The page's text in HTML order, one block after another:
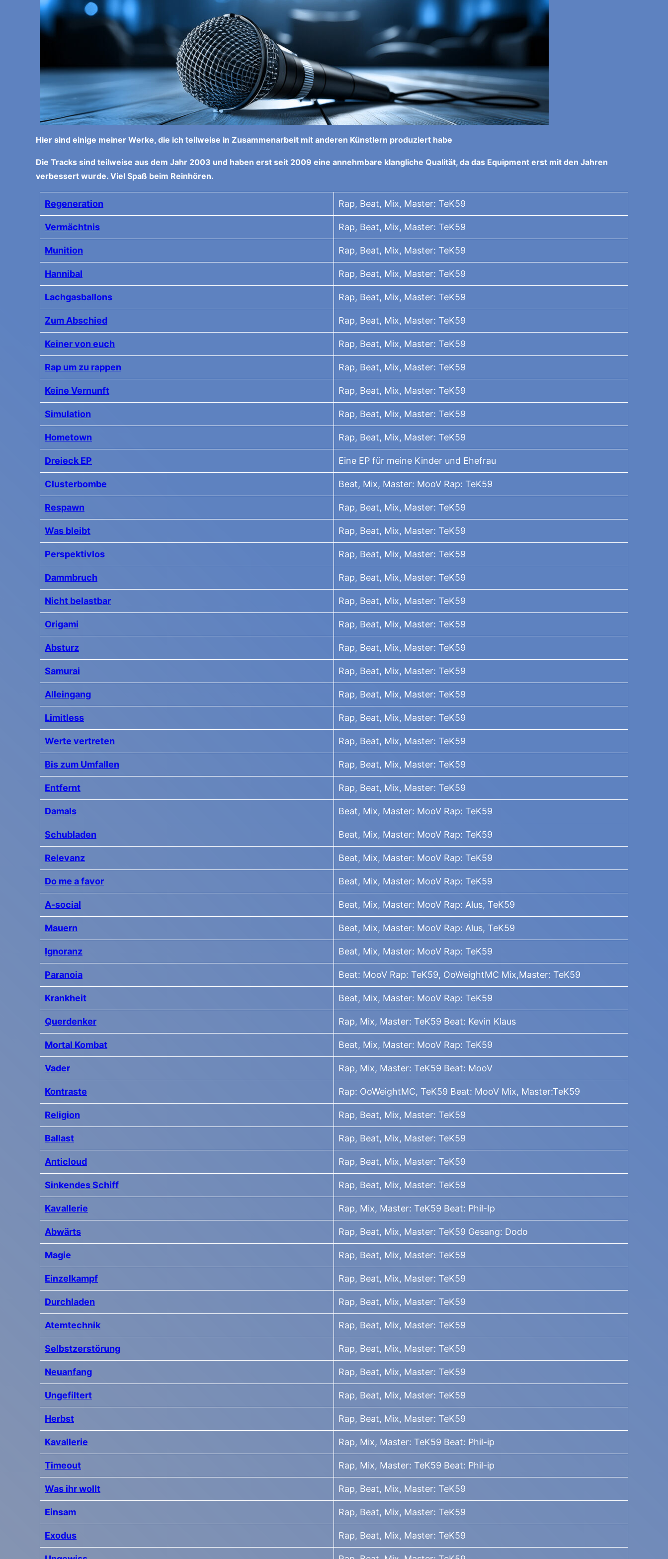
Hier sind einige meiner Werke, die ich teilweise in Zusammenarbeit mit anderen Künstlern produziert habe
Die Tracks sind teilweise aus dem Jahr 2003 und haben erst seit 2009 eine annehmbare klangliche Qualität, da das Equipment erst mit den Jahren
verbessert wurde. Viel Spaß beim Reinhören.
Regeneration Rap, Beat, Mix, Master: TeK59
Vermächtnis Rap, Beat, Mix, Master: TeK59
Munition Rap, Beat, Mix, Master: TeK59
Hannibal Rap, Beat, Mix, Master: TeK59
Lachgasballons Rap, Beat, Mix, Master: TeK59
Zum Abschied Rap, Beat, Mix, Master: TeK59
Keiner von euch Rap, Beat, Mix, Master: TeK59
Rap um zu rappen Rap, Beat, Mix, Master: TeK59
Keine Vernunft Rap, Beat, Mix, Master: TeK59
Simulation Rap, Beat, Mix, Master: TeK59
Hometown Rap, Beat, Mix, Master: TeK59
Dreieck EP Eine EP für meine Kinder und Ehefrau
Clusterbombe Beat, Mix, Master: MooV Rap: TeK59
Respawn Rap, Beat, Mix, Master: TeK59
Was bleibt Rap, Beat, Mix, Master: TeK59
Perspektivlos Rap, Beat, Mix, Master: TeK59
Dammbruch Rap, Beat, Mix, Master: TeK59
Nicht belastbar Rap, Beat, Mix, Master: TeK59
Origami Rap, Beat, Mix, Master: TeK59
Absturz Rap, Beat, Mix, Master: TeK59
Samurai Rap, Beat, Mix, Master: TeK59
Alleingang Rap, Beat, Mix, Master: TeK59
Limitless Rap, Beat, Mix, Master: TeK59
Werte vertreten Rap, Beat, Mix, Master: TeK59
Bis zum Umfallen Rap, Beat, Mix, Master: TeK59
Entfernt Rap, Beat, Mix, Master: TeK59
Damals Beat, Mix, Master: MooV Rap: TeK59
Schubladen Beat, Mix, Master: MooV Rap: TeK59
Relevanz Beat, Mix, Master: MooV Rap: TeK59
Do me a favor Beat, Mix, Master: MooV Rap: TeK59
A-social Beat, Mix, Master: MooV Rap: Alus, TeK59
Mauern Beat, Mix, Master: MooV Rap: Alus, TeK59
Ignoranz Beat, Mix, Master: MooV Rap: TeK59
Paranoia Beat: MooV Rap: TeK59, OoWeightMC Mix,Master: TeK59
Krankheit Beat, Mix, Master: MooV Rap: TeK59
Querdenker Rap, Mix, Master: TeK59 Beat: Kevin Klaus
Mortal Kombat Beat, Mix, Master: MooV Rap: TeK59
Vader Rap, Mix, Master: TeK59 Beat: MooV
Kontraste Rap: OoWeightMC, TeK59 Beat: MooV Mix, Master:TeK59
Religion Rap, Beat, Mix, Master: TeK59
Ballast Rap, Beat, Mix, Master: TeK59
Anticloud Rap, Beat, Mix, Master: TeK59
Sinkendes Schiff Rap, Beat, Mix, Master: TeK59
Kavallerie Rap, Mix, Master: TeK59 Beat: Phil-Ip
Abwärts Rap, Beat, Mix, Master: TeK59 Gesang: Dodo
Magie Rap, Beat, Mix, Master: TeK59
Einzelkampf Rap, Beat, Mix, Master: TeK59
Durchladen Rap, Beat, Mix, Master: TeK59
Atemtechnik Rap, Beat, Mix, Master: TeK59
Selbstzerstörung Rap, Beat, Mix, Master: TeK59
Neuanfang Rap, Beat, Mix, Master: TeK59
Ungefiltert Rap, Beat, Mix, Master: TeK59
Herbst Rap, Beat, Mix, Master: TeK59
Kavallerie Rap, Mix, Master: TeK59 Beat: Phil-ip
Timeout Rap, Mix, Master: TeK59 Beat: Phil-ip
Was ihr wollt Rap, Beat, Mix, Master: TeK59
Einsam Rap, Beat, Mix, Master: TeK59
Exodus Rap, Beat, Mix, Master: TeK59